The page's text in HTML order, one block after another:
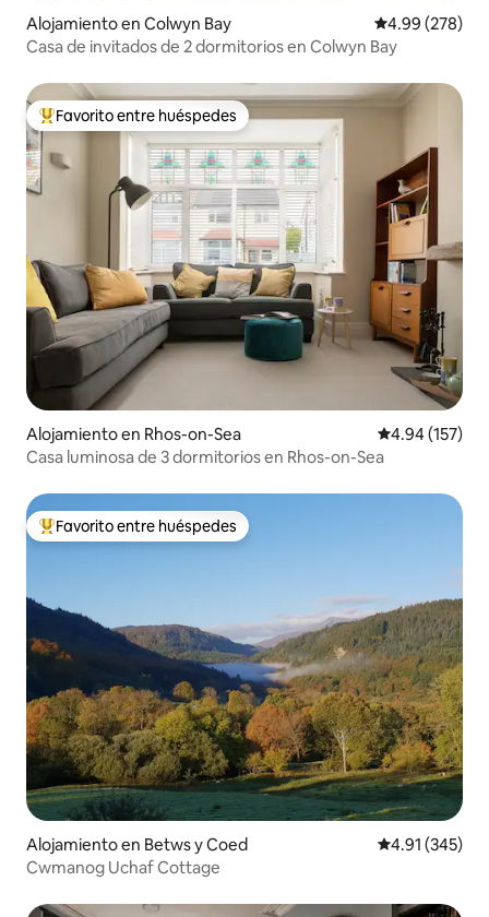
Alojamiento en Colwyn Bay Calificación
4.99 (278)
Casa de invitados de 2 dormitorios en Colwyn Bay
Favorito entre huéspedes preferido
Favorito entre huéspedes
Alojamiento en Rhos-on-Sea Calificación
4.94 (157)
Casa luminosa de 3 dormitorios en Rhos-on-Sea
Favorito entre huéspedes preferido
Favorito entre huéspedes
Alojamiento en Betws y Coed Calificación
4.91 (345)
Cwmanog Uchaf Cottage